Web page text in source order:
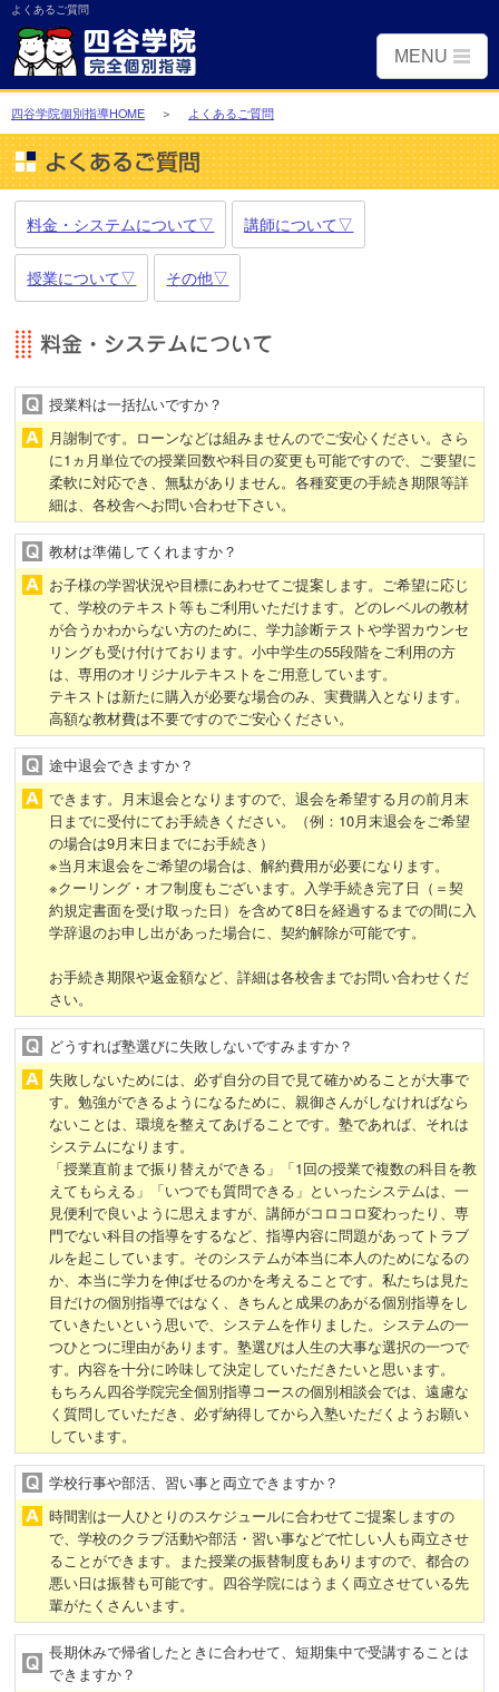
よくあるご質問
MENU
個別トップ
小学生コース
中学生コース
高校生・大学受験コース
個別指導オンライン
教室・自習室
安全への取り組み
個別相談会のご予約
資料請求はこちら
校舎案内
四谷学院個別指導HOME ＞ よくあるご質問
料金・システムについて▽ 講師について▽
授業について▽ その他▽
授業料は一括払いですか？
月謝制です。ローンなどは組みませんのでご安心ください。さら
に1ヵ月単位での授業回数や科目の変更も可能ですので、ご要望に
柔軟に対応でき、無駄がありません。各種変更の手続き期限等詳
細は、各校舎へお問い合わせ下さい。
教材は準備してくれますか？
お子様の学習状況や目標にあわせてご提案します。ご希望に応じ
て、学校のテキスト等もご利用いただけます。どのレベルの教材
が合うかわからない方のために、学力診断テストや学習カウンセ
リングも受け付けております。小中学生の55段階をご利用の方
は、専用のオリジナルテキストをご用意しています。
テキストは新たに購入が必要な場合のみ、実費購入となります。
高額な教材費は不要ですのでご安心ください。
途中退会できますか？
できます。月末退会となりますので、退会を希望する月の前月末
日までに受付にてお手続きください。（例：10月末退会をご希望
の場合は9月末日までにお手続き）
※当月末退会をご希望の場合は、解約費用が必要になります。
※クーリング・オフ制度もございます。入学手続き完了日（＝契
約規定書面を受け取った日）を含めて8日を経過するまでの間に入
学辞退のお申し出があった場合に、契約解除が可能です。
お手続き期限や返金額など、詳細は各校舎までお問い合わせくだ
さい。
どうすれば塾選びに失敗しないですみますか？
失敗しないためには、必ず自分の目で見て確かめることが大事で
す。勉強ができるようになるために、親御さんがしなければなら
ないことは、環境を整えてあげることです。塾であれば、それは
システムになります。
「授業直前まで振り替えができる」「1回の授業で複数の科目を教
えてもらえる」「いつでも質問できる」といったシステムは、一
見便利で良いように思えますが、講師がコロコロ変わったり、専
門でない科目の指導をするなど、指導内容に問題があってトラブ
ルを起こしています。そのシステムが本当に本人のためになるの
か、本当に学力を伸ばせるのかを考えることです。私たちは見た
目だけの個別指導ではなく、きちんと成果のあがる個別指導をし
ていきたいという思いで、システムを作りました。システムの一
つひとつに理由があります。塾選びは人生の大事な選択の一つで
す。内容を十分に吟味して決定していただきたいと思います。
もちろん四谷学院完全個別指導コースの個別相談会では、遠慮な
く質問していただき、必ず納得してから入塾いただくようお願い
しています。
学校行事や部活、習い事と両立できますか？
時間割は一人ひとりのスケジュールに合わせてご提案しますの
で、学校のクラブ活動や部活・習い事などで忙しい人も両立させ
ることができます。また授業の振替制度もありますので、都合の
悪い日は振替も可能です。四谷学院にはうまく両立させている先
輩がたくさんいます。
長期休みで帰省したときに合わせて、短期集中で受講することは
できますか？